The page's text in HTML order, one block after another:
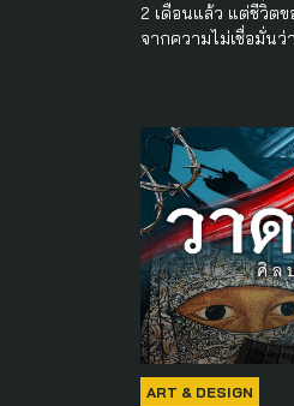
2 เดือนแล้ว แต่ชีวิต
จากความไม่เชื่อมั่นว่
ART & DESIGN